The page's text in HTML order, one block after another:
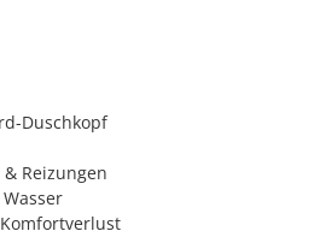
Duschkopf
Reizungen